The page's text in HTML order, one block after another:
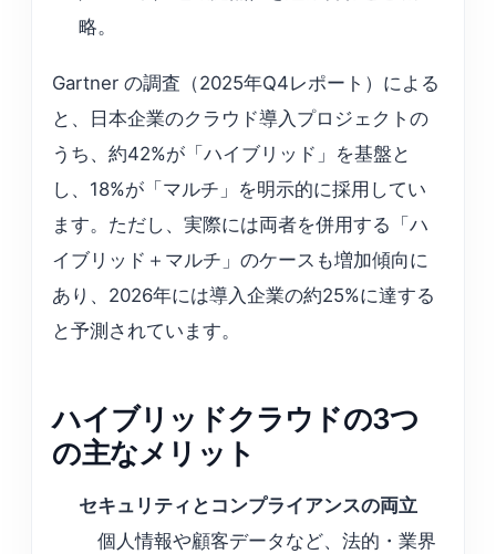
略。
Gartner の調査（2025年Q4レポート）による
と、日本企業のクラウド導入プロジェクトの
うち、約42%が「ハイブリッド」を基盤と
し、18%が「マルチ」を明示的に採用してい
ます。ただし、実際には両者を併用する「ハ
イブリッド＋マルチ」のケースも増加傾向に
あり、2026年には導入企業の約25%に達する
と予測されています。
ハイブリッドクラウドの3つ
の主なメリット
セキュリティとコンプライアンスの両立
個人情報や顧客データなど、法的・業界